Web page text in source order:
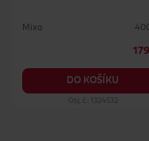
Mixa
DO KOŠÍKU
Obj. č.: 1324532